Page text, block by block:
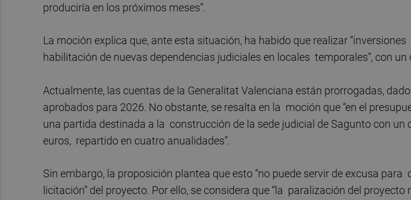
produciría en los próximos meses”.
La moción explica que, ante esta situación, ha habido que realizar
habilitación de nuevas dependencias judiciales en locales temporales”, con un
Actualmente, las cuentas de la Generalitat Valenciana están prorrogadas,
aprobados para 2026. No obstante, se resalta en la moción que “en el
una partida destinada a la construcción de la sede judicial de Sagunto con un
euros, repartido en cuatro anualidades”.
Sin embargo, la proposición plantea que esto “no puede servir de excusa
licitación” del proyecto. Por ello, se considera que “la paralización del